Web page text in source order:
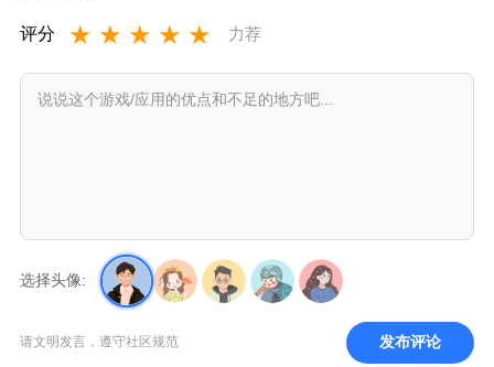
评分 ★ ★ ★ ★ ★ 力荐
选择头像:
请文明发言，遵守社区规范 发布评论